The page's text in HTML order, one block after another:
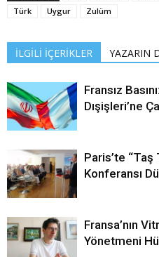
Türk
Uygur Zulüm
İLGİLİ İÇERİKLER YAZARIN
Fransız
Dışişleri’ne
Paris’te
Konferansı
Fransa’nın
Yönetmeni